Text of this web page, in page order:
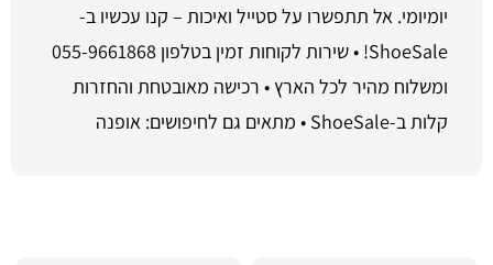
יומיומי. אל תתפשרו על סטייל ואיכות – קנו עכשיו ב-
ShoeSale! • שירות לקוחות זמין בטלפון 055-9661868
ומשלוח מהיר לכל הארץ • רכישה מאובטחת והחזרות
קלות ב-ShoeSale • מתאים גם לחיפושים: אופנה